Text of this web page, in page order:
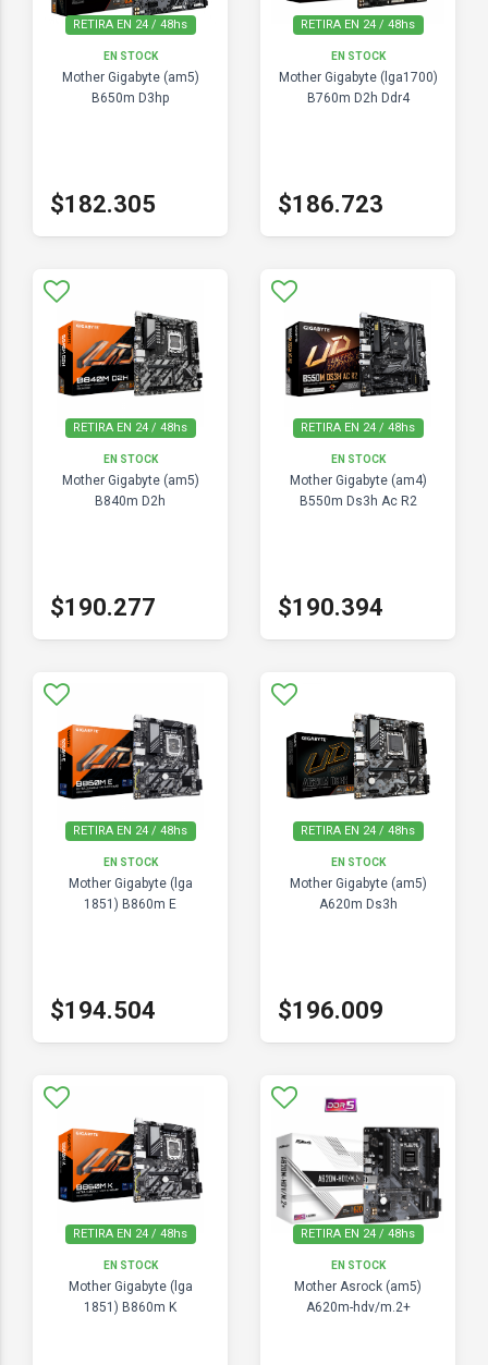
RETIRA EN 24 / 48hs
EN STOCK
Mother Gigabyte (am5)
B650m D3hp
$182.305
RETIRA EN 24 / 48hs
EN STOCK
Mother Gigabyte (lga1700)
B760m D2h Ddr4
$186.723
RETIRA EN 24 / 48hs
EN STOCK
Mother Gigabyte (am5)
B840m D2h
$190.277
RETIRA EN 24 / 48hs
EN STOCK
Mother Gigabyte (am4)
B550m Ds3h Ac R2
$190.394
RETIRA EN 24 / 48hs
EN STOCK
Mother Gigabyte (lga
1851) B860m E
$194.504
RETIRA EN 24 / 48hs
EN STOCK
Mother Gigabyte (am5)
A620m Ds3h
$196.009
RETIRA EN 24 / 48hs
EN STOCK
Mother Gigabyte (lga
1851) B860m K
RETIRA EN 24 / 48hs
EN STOCK
Mother Asrock (am5)
A620m-hdv/m.2+